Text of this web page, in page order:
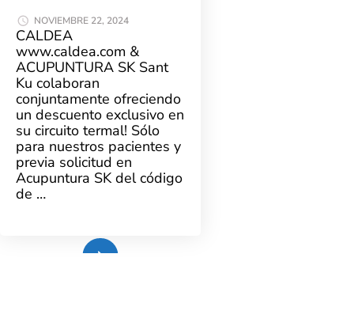
NOVIEMBRE 22, 2024
CALDEA
www.caldea.com &
ACUPUNTURA SK Sant
Ku colaboran
conjuntamente ofreciendo
un descuento exclusivo en
su circuito termal! Sólo
para nuestros pacientes y
previa solicitud en
Acupuntura SK del código
de …